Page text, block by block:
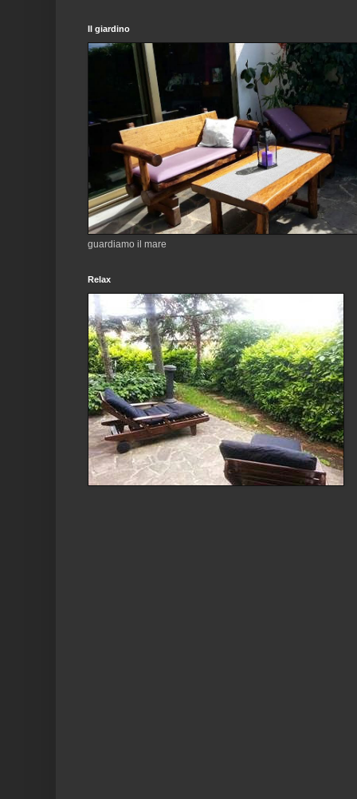
Il giardino
guardiamo il mare
Relax